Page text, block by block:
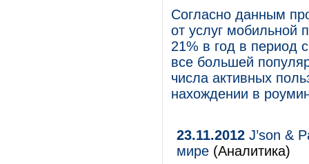
Согласно данным
от услуг мобильной
21% в год в период
все большей
числа активных
нахождении в
23.11.2012 J’son &
мире (Аналитика)